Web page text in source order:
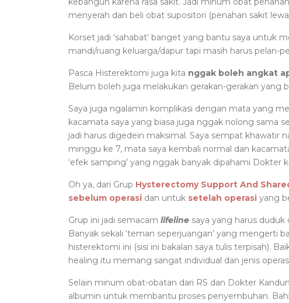
menyerah dan beli obat supositori (penahan sakit
Korset jadi ‘sahabat’ banget yang bantu saya untuk
mandi/ruang keluarga/dapur tapi masih harus pelan-
Pasca Histerektomi juga kita nggak boleh angkat
Belum boleh juga melakukan gerakan-gerakan yang
Saya juga ngalamin komplikasi dengan mata yang
kacamata saya yang biasa juga nggak nolong sama
jadi harus digedein maksimal. Saya sempat khawatir
minggu ke 7, mata saya kembali normal dan
‘efek samping’ yang nggak banyak dipahami
Oh ya, dari Grup Hysterectomy Support And
sebelum operasi dan untuk setelah operasi yang
Grup ini jadi semacam lifeline saya yang harus
Banyak sekali ‘teman seperjuangan’ yang mengerti
histerektomi ini (sisi ini bakalan saya tulis terpisah).
healing itu memang sangat individual dan jenis
Selain minum obat-obatan dari RS dan Dokter
albumin untuk membantu proses penyembuhan.